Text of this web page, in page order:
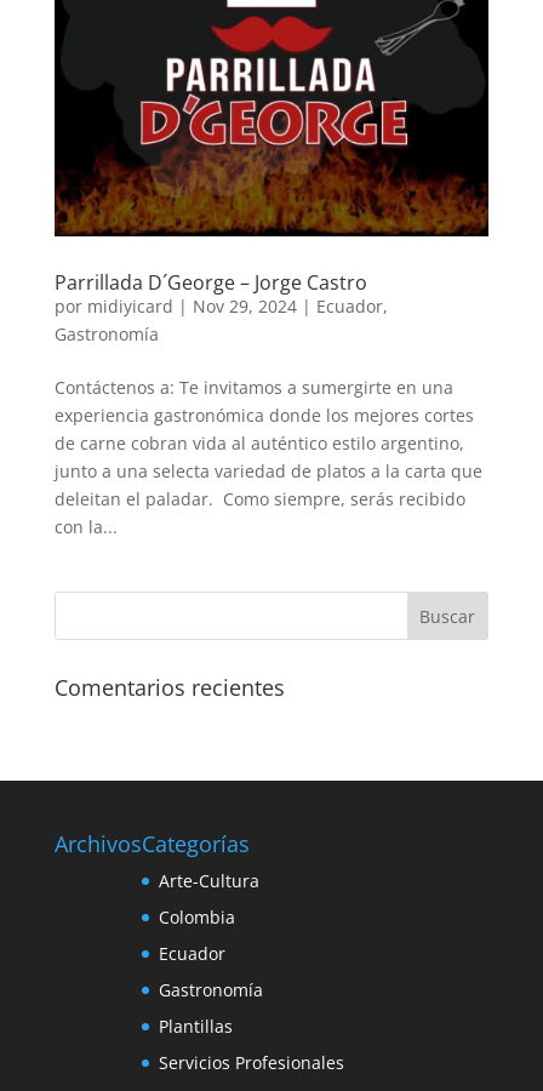
Parrillada D´George – Jorge Castro
por midiyicard | Nov 29, 2024| Ecuador,
Gastronomía
Contáctenos a: Te invitamos a sumergirte en una
experiencia gastronómica donde los mejores cortes
de carne cobran vida al auténtico estilo argentino,
junto a una selecta variedad de platos a la carta que
deleitan el paladar. Como siempre, serás recibido
con la...
Comentarios recientes
ArchivosCategorías
Arte-Cultura
Colombia
Ecuador
Gastronomía
Plantillas
Servicios Profesionales